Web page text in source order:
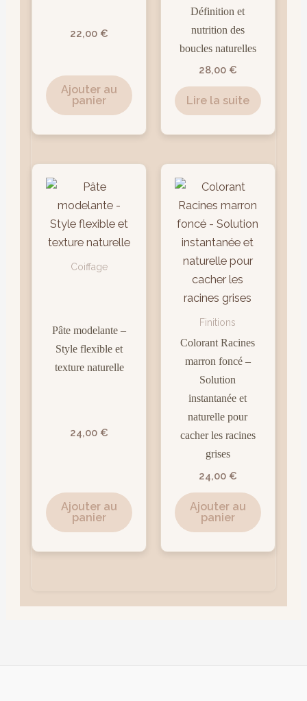
22,00 €
Ajouter au
panier
Définition et
nutrition des
boucles naturelles
28,00 €
Lire la suite
Coiffage
Pâte modelante –
Style flexible et
texture naturelle
24,00 €
Ajouter au
panier
Finitions
Colorant Racines
marron foncé –
Solution
instantanée et
naturelle pour
cacher les racines
grises
24,00 €
Ajouter au
panier